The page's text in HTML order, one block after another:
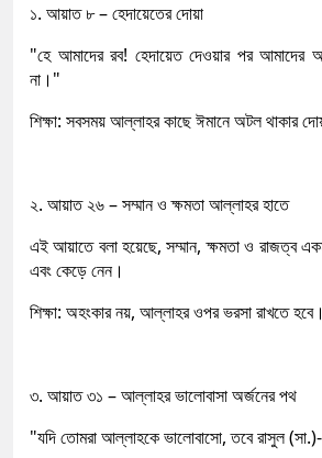
১. আয়াত ৮ – হেদায়েতের দোয়া
"হে আমাদের রব! হেদায়েত দেওয়ার পর আমাদের
না।"
শিক্ষা: সবসময় আল্লাহর কাছে ঈমানে অটল থাকার
২. আয়াত ২৬ – সম্মান ও ক্ষমতা আল্লাহর হাতে
এই আয়াতে বলা হয়েছে, সম্মান, ক্ষমতা ও রাজত্ব
এবং কেড়ে নেন।
শিক্ষা: অহংকার নয়, আল্লাহর ওপর ভরসা রাখতে হবে।
৩. আয়াত ৩১ – আল্লাহর ভালোবাসা অর্জনের পথ
"যদি তোমরা আল্লাহকে ভালোবাসো, তবে রাসুল